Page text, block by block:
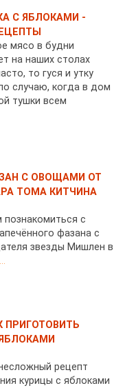
С ЯБЛОКАМИ -
мясо в будни
на наших столах
то гуся и утку
случаю, когда в дом
тушки всем
С ОВОЩАМИ ОТ
ТОМА КИТЧИНА
познакомиться с
фазана с
звезды Мишлен в
ПРИГОТОВИТЬ
рецепт
курицы с яблоками